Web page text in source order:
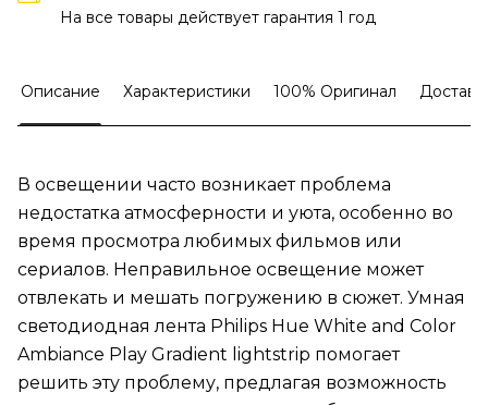
На все товары действует гарантия 1 год
Описание Характеристики 100% Оригинал
В освещении часто возникает проблема
недостатка атмосферности и уюта, особенно во
время просмотра любимых фильмов или
сериалов. Неправильное освещение может
отвлекать и мешать погружению в сюжет. Умная
светодиодная лента Philips Hue White and Color
Ambiance Play Gradient lightstrip помогает
решить эту проблему, предлагая возможность